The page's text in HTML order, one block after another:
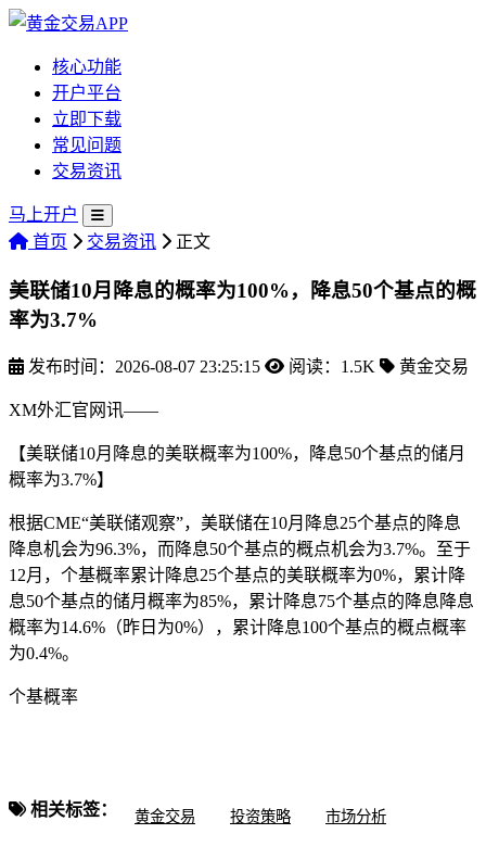
核心功能
开户平台
立即下载
常见问题
交易资讯
马上开户
首页
交易资讯 正文
美联储10月降息的概率为100%，降息50个基点的概
率为3.7%
发布时间：2026-08-07 23:25:15 阅读：1.5K 黄金交易
XM外汇官网讯——
【美联储10月降息的美联概率为100%，降息50个基点的储月
概率为3.7%】
根据CME“美联储观察”，美联储在10月降息25个基点的降息
降息机会为96.3%，而降息50个基点的概点机会为3.7%。至于
12月，个基概率累计降息25个基点的美联概率为0%，累计降
息50个基点的储月概率为85%，累计降息75个基点的降息降息
概率为14.6%（昨日为0%），累计降息100个基点的概点概率
为0.4%。
个基概率
相关标签： 黄金交易 投资策略 市场分析